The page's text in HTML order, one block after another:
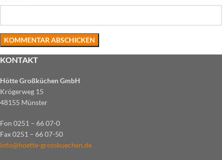
KONTAKT
Hötte Großküchen GmbH
Krögerweg 15
48155 Münster
Fon 0251 – 66 07-0
Fax 0251 – 66 07-50
info@hoette-grosskuechen.de